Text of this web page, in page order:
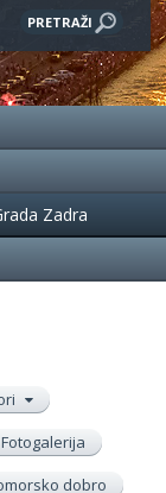
Zadra
Fotogalerija
dobro